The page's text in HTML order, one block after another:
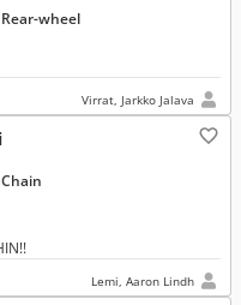
wheel
Virrat, Jarkko Jalava
Lemi, Aaron Lindh